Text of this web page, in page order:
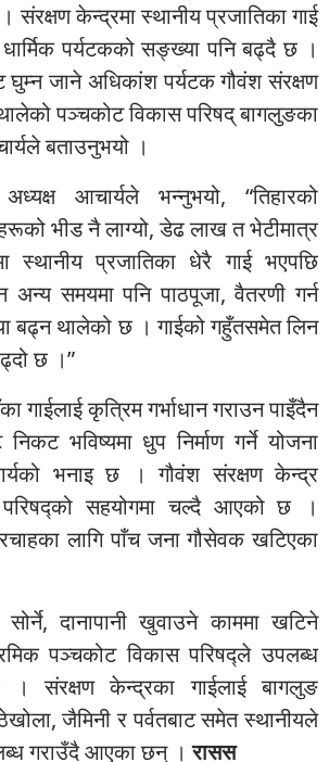
संरक्षण केन्द्रमा स्थानीय प्रजातिका गाई
पर्यटकको सङ्ख्या पनि बढ्दै छ ।
जाने अधिकांश पर्यटक गौवंश संरक्षण
पञ्चकोट विकास परिषद् बागलुङका
बताउनुभयो ।
आचार्यले भन्नुभयो, “तिहारको
भीड नै लाग्यो, डेढ लाख त भेटीमात्र
स्थानीय प्रजातिका धेरै गाई भएपछि
अन्य समयमा पनि पाठपूजा, वैतरणी गर्न
थालेको छ । गाईको गहुँतसमेत लिन
छ ।”
गाईलाई कृत्रिम गर्भाधान गराउन पाइँदैन
निकट भविष्यमा धुप निर्माण गर्ने योजना
भनाइ छ । गौवंश संरक्षण केन्द्र
परिषद्को सहयोगमा चल्दै आएको छ ।
लागि पाँच जना गौसेवक खटिएका
दानापानी खुवाउने काममा खटिने
पञ्चकोट विकास परिषद्ले उपलब्ध
संरक्षण केन्द्रका गाईलाई बागलुङ
जैमिनी र पर्वतबाट समेत स्थानीयले
गराउँदै आएका छन् ।रासस